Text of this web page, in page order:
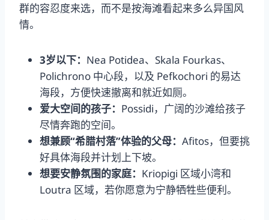
群的容忍度来选，而不是按海滩看起来多么异国风
情。
3岁以下： Nea Potidea、Skala Fourkas、
Polichrono 中心段，以及 Pefkochori 的易达
海段，方便快速撤离和就近如厕。
爱大空间的孩子： Possidi，广阔的沙滩给孩子
尽情奔跑的空间。
想兼顾“希腊村落”体验的父母： Afitos，但要挑
好具体海段并计划上下坡。
想要安静氛围的家庭： Kriopigi 区域小湾和
Loutra 区域，若你愿意为宁静牺牲些便利。